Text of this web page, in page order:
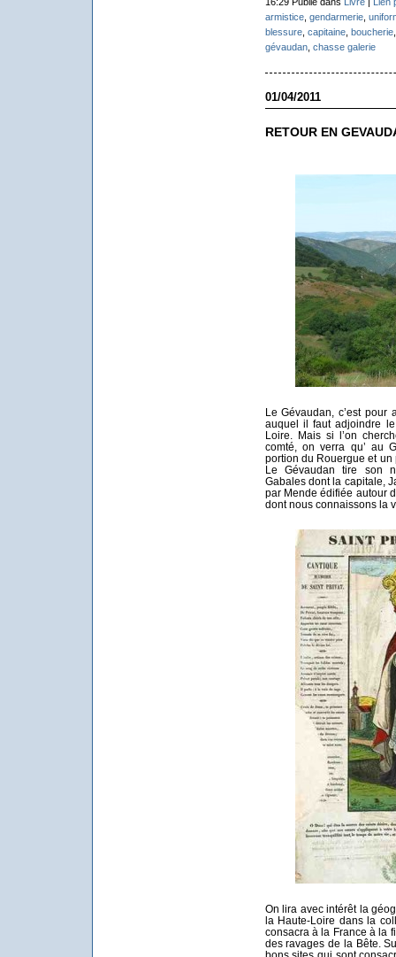
16:29 Publié dans Livre|
Lien
armistice, gendarmerie,
blessure, capitaine, boucherie
gévaudan, chasse galerie
01/04/2011
RETOUR EN
Le Gévaudan, c’est pour
auquel il faut adjoindre
Loire. Mais si l’on
comté, on verra qu’ au
portion du Rouergue et
Le Gévaudan tire son
Gabales dont la capitale,
par Mende édifiée autour
dont nous connaissons la
On lira avec intérêt la
la Haute-Loire dans la
consacra à la France à la
des ravages de la Bête.